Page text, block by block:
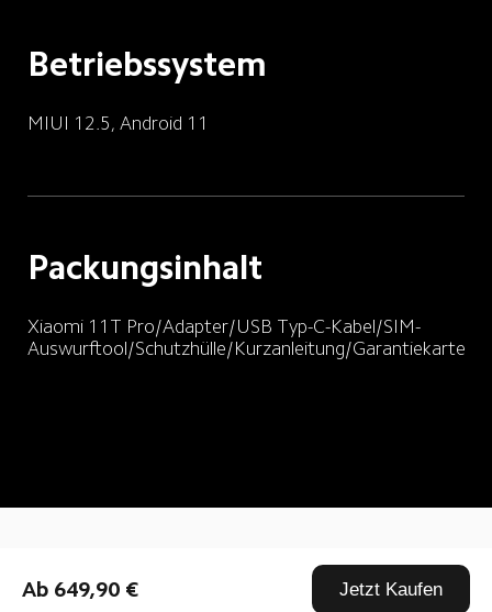
Ab 649,90 € Jetzt Kaufen
Betriebssystem
MIUI 12.5, Android 11
Packungsinhalt
Xiaomi 11T Pro/Adapter/USB Typ-C-Kabel/SIM-
Auswurftool/Schutzhülle/Kurzanleitung/Garantiekarte